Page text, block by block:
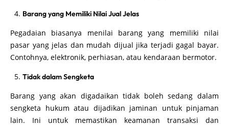
Barang yang Memiliki Nilai Jual Jelas
Pegadaian biasanya menilai barang yang memiliki nilai
pasar yang jelas dan mudah dijual jika terjadi gagal bayar.
Contohnya, elektronik, perhiasan, atau kendaraan bermotor.
Tidak dalam Sengketa
Barang yang akan digadaikan tidak boleh sedang dalam
sengketa hukum atau dijadikan jaminan untuk pinjaman
lain. Ini untuk memastikan keamanan transaksi dan